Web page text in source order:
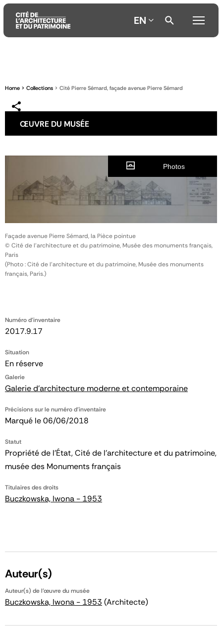
contenu
menu
la
EN
Home Collections Cité Pierre Sémard, façade avenue Pierre Sémard
ŒUVRE DU MUSÉE
Numéro d'inventaire
2017.9.17
Situation
En réserve
Galerie
Galerie d'architecture moderne et contemporaine
Précisions sur le numéro d'inventaire
Marqué le 06/06/2018
Statut
Propriété de l’État, Cité de l’architecture et du patrimoine,
musée des Monuments français
Titulaires des droits
Buczkowska, Iwona - 1953
Façade avenue Pierre Sémard, la Pièce pointue
© Cité de l'architecture et du patrimoine, Musée des monuments français,
Paris
(Photo : Cité de l'architecture et du patrimoine, Musée des monuments
français, Paris.)
Photos
Auteur(s)
Auteur(s) de l'œuvre du musée
Buczkowska, Iwona - 1953 (Architecte)